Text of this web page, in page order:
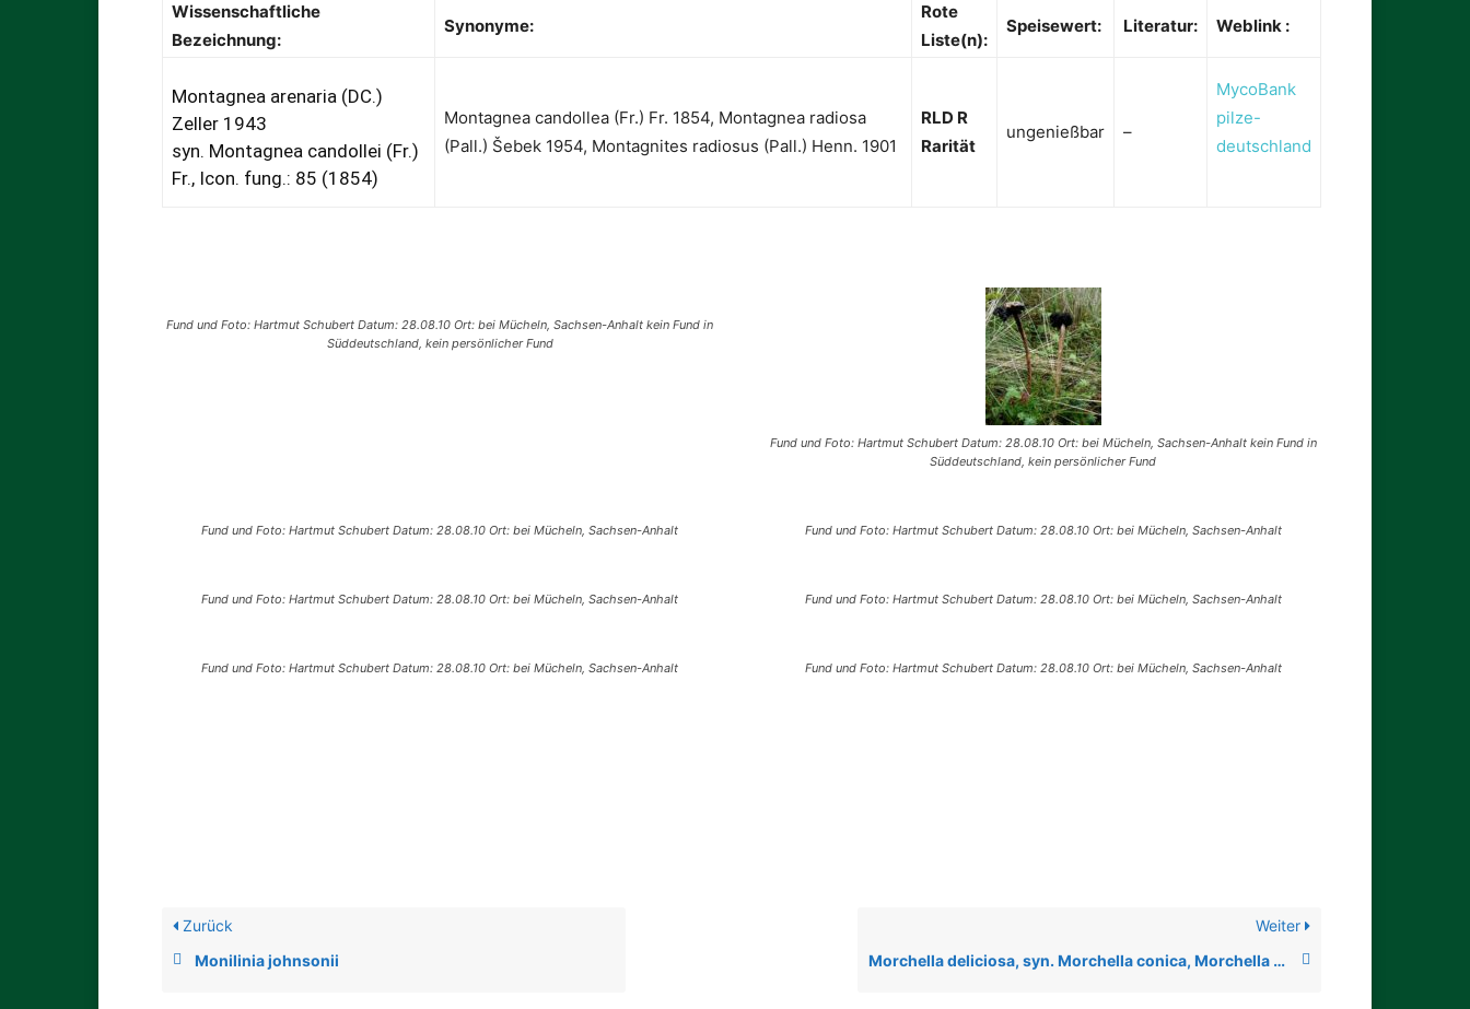
Wissenschaftliche
Bezeichnung:
Synonyme:
Rote
Liste(n):
Speisewert: Literatur: Weblink :
Montagnea arenaria (DC.)
Zeller 1943
syn. Montagnea candollei (Fr.)
Fr., Icon. fung.: 85 (1854)
Montagnea candollea (Fr.) Fr. 1854, Montagnea radiosa
(Pall.) Šebek 1954, Montagnites radiosus (Pall.) Henn. 1901
RLD R
Rarität
ungenießbar –
MycoBank
pilze-
deutschland
Fund und Foto: Hartmut Schubert Datum: 28.08.10 Ort: bei Mücheln, Sachsen-Anhalt kein Fund in
Süddeutschland, kein persönlicher Fund
Fund und Foto: Hartmut Schubert Datum: 28.08.10 Ort: bei Mücheln, Sachsen-Anhalt kein Fund in
Süddeutschland, kein persönlicher Fund
Fund und Foto: Hartmut Schubert Datum: 28.08.10 Ort: bei Mücheln, Sachsen-Anhalt Fund und Foto: Hartmut Schubert Datum: 28.08.10 Ort: bei Mücheln, Sachsen-Anhalt
Fund und Foto: Hartmut Schubert Datum: 28.08.10 Ort: bei Mücheln, Sachsen-Anhalt Fund und Foto: Hartmut Schubert Datum: 28.08.10 Ort: bei Mücheln, Sachsen-Anhalt
Fund und Foto: Hartmut Schubert Datum: 28.08.10 Ort: bei Mücheln, Sachsen-Anhalt Fund und Foto: Hartmut Schubert Datum: 28.08.10 Ort: bei Mücheln, Sachsen-Anhalt
Zurück
Monilinia johnsonii
Weiter
Morchella deliciosa, syn. Morchella conica, Morchella elata